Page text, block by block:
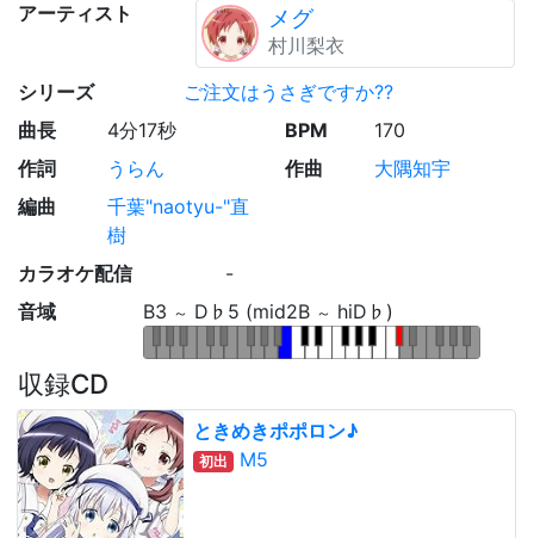
アーティスト メグ
村川梨衣
シリーズ
ご注文はうさぎですか??
曲長
4分17秒 BPM
170
作詞
うらん 作曲
大隅知宇
編曲
千葉"naotyu-"直
樹
カラオケ配信
-
音域
B3 ～ D♭5 (mid2B ～ hiD♭)
収録CD
ときめきポポロン♪
初出 M5